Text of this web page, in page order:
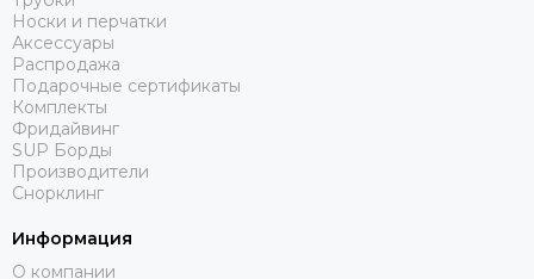
Носки и перчатки
Аксессуары
Распродажа
Подарочные сертификаты
Комплекты
Фридайвинг
SUP Борды
Производители
Снорклинг
Информация
О компании